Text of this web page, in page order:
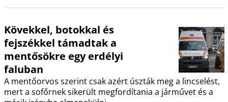
Kövekkel, botokkal és
fejszékkel támadtak a
mentősökre egy erdélyi
faluban
A mentőorvos szerint csak azért úszták meg a lincselést,
mert a sofőrnek sikerült megfordítania a járművet és a